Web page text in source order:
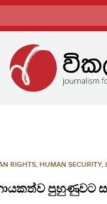
RIGHTS, HUMAN SECURITY,
පුහුණුවට